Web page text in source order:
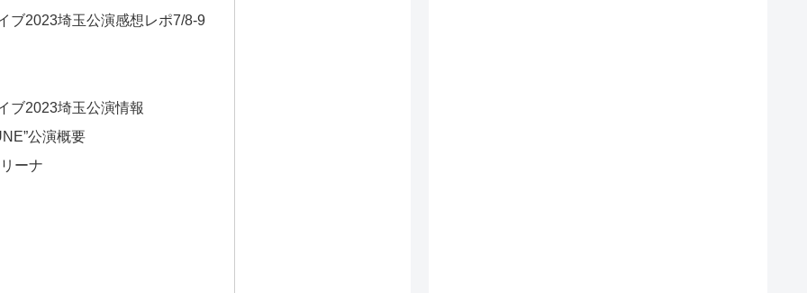
ブ2023埼玉公演感想レポ7/8-9
ブ2023埼玉公演情報
公演概要
ーナ